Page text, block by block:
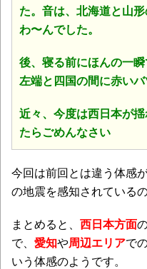
た。音は、北海道と山
わ〜んでした。
後、寝る前にほんの一
左端と四国の間に赤いバ
近々、今度は西日本が
たらごめんなさい
今回は前回とは違う体感
の地震を感知されている
まとめると、 西日本方面
で、 愛知や周辺エリアで
いう体感のようです。